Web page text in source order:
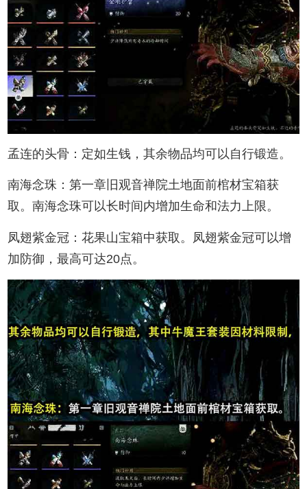
孟连的头骨：定如生钱，其余物品均可以自行锻造。
南海念珠：第一章旧观音禅院土地面前棺材宝箱获
取。南海念珠可以长时间内增加生命和法力上限。
凤翅紫金冠：花果山宝箱中获取。凤翅紫金冠可以增
加防御，最高可达20点。